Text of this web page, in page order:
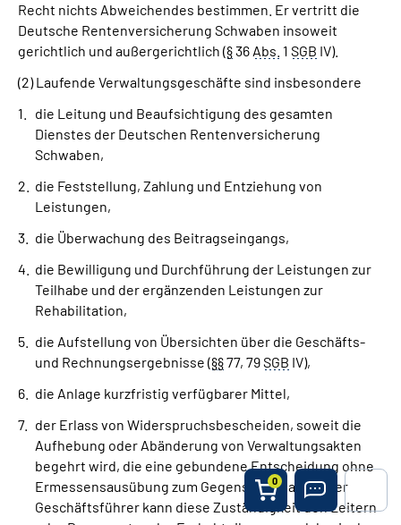
Recht nichts Abweichendes bestimmen. Er vertritt die
Deutsche Rentenversicherung Schwaben insoweit
gerichtlich und außergerichtlich (§36 Abs. 1 SGB IV).
(2) Laufende Verwaltungsgeschäfte sind insbesondere
die Leitung und Beaufsichtigung des gesamten
Dienstes der Deutschen Rentenversicherung
Schwaben,
die Feststellung, Zahlung und Entziehung von
Leistungen,
die Überwachung des Beitragseingangs,
die Bewilligung und Durchführung der Leistungen zur
Teilhabe und der ergänzenden Leistungen zur
Rehabilitation,
die Aufstellung von Übersichten über die Geschäfts-
und Rechnungsergebnisse (§§77, 79SGB IV),
die Anlage kurzfristig verfügbarer Mittel,
der Erlass von Widerspruchsbescheiden, soweit die
Aufhebung oder Abänderung von Verwaltungsakten
begehrt wird, die eine gebundene Entscheidung ohne
Ermessensausübung zum Gegenstand haben. Der
Geschäftsführer kann diese Zuständigkeit den Leitern
0